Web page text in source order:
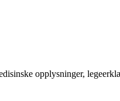
opplysninger,